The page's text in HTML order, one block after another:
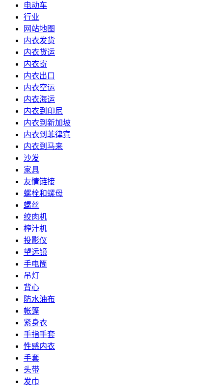
电动车
行业
网站地图
内衣发货
内衣货运
内衣寄
内衣出口
内衣空运
内衣海运
内衣到印尼
内衣到新加坡
内衣到菲律宾
内衣到马来
沙发
家具
友情链接
螺栓和螺母
螺丝
绞肉机
榨汁机
投影仪
望远镜
手电筒
吊灯
背心
防水油布
帐篷
紧身衣
手指手套
性感内衣
手套
头带
发巾